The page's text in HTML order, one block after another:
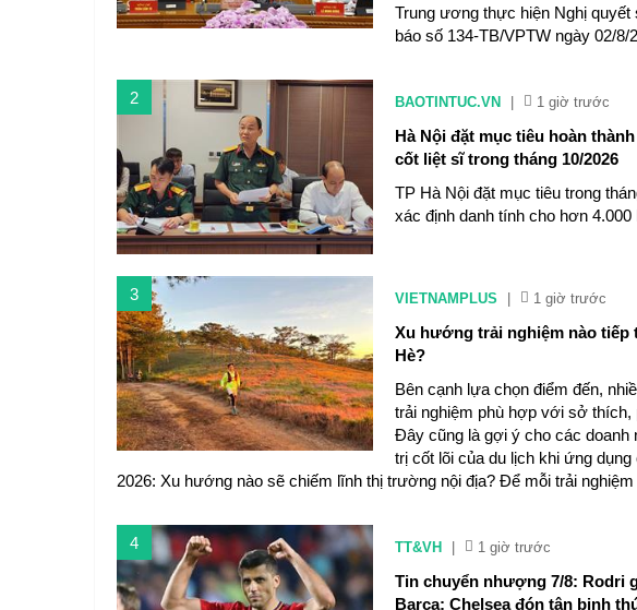
Trung ương thực hiện Nghị
báo số 134-TB/VPTW ngày 02/8/
2 BAOTINTUC.VN 1 giờ trước
Hà Nội đặt mục tiêu hoàn
cốt liệt sĩ trong tháng 10/2026
TP Hà Nội đặt mục tiêu trong
xác định danh tính cho hơn
3 VIETNAMPLUS 1 giờ trước
Xu hướng trải nghiệm nào tiếp
Hè?
Bên cạnh lựa chọn điểm đến,
trải nghiệm phù hợp với sở
Đây cũng là gợi ý cho các doanh
trị cốt lõi của du lịch khi ứng
2026: Xu hướng nào sẽ chiếm lĩnh thị trường nội địa? Để mỗi trải
4 TT&VH 1 giờ trước
Tin chuyển nhượng 7/8: Rodri
Barca; Chelsea đón tân binh